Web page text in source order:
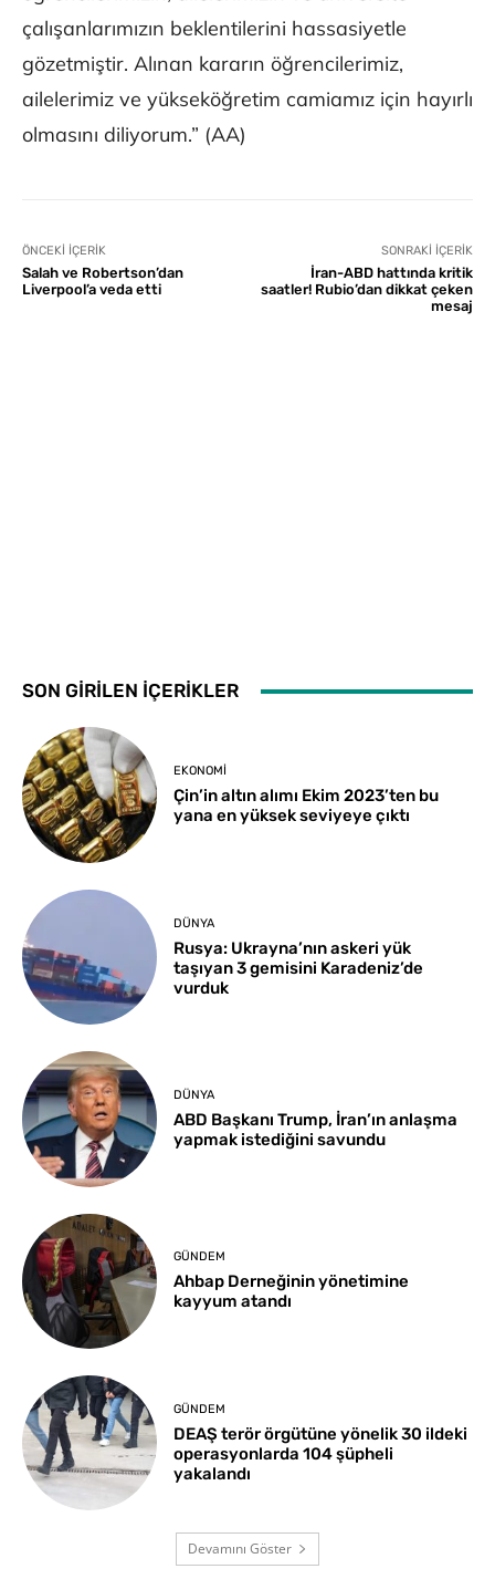
çalışanlarımızın beklentilerini hassasiyetle
gözetmiştir. Alınan kararın öğrencilerimiz,
ailelerimiz ve yükseköğretim camiamız için hayırlı
olmasını diliyorum.” (AA)
ÖNCEKI İÇERIK
Salah ve Robertson’dan
Liverpool’a veda etti
SONRAKI İÇERIK
İran-ABD hattında kritik
saatler! Rubio’dan dikkat çeken
mesaj
SON GİRİLEN İÇERİKLER
EKONOMI
Çin’in altın alımı Ekim 2023’ten bu
yana en yüksek seviyeye çıktı
DÜNYA
Rusya: Ukrayna’nın askeri yük
taşıyan 3 gemisini Karadeniz’de
vurduk
DÜNYA
ABD Başkanı Trump, İran’ın anlaşma
yapmak istediğini savundu
GÜNDEM
Ahbap Derneğinin yönetimine
kayyum atandı
GÜNDEM
DEAŞ terör örgütüne yönelik 30 ildeki
operasyonlarda 104 şüpheli
yakalandı
Devamını Göster